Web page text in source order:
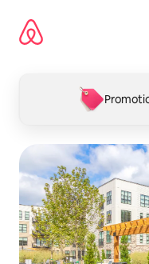
directement